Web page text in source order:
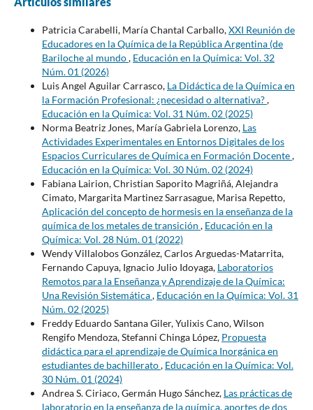
Patricia Carabelli, María Chantal Carballo,XXI Reunión de
Educadores en la Química de la República Argentina (de
Bariloche al mundo, Educación en la Química: Vol. 32
Núm. 01 (2026)
Luis Angel Aguilar Carrasco, La Didáctica de la Química en
la Formación Profesional: ¿necesidad o alternativa?,
Educación en la Química: Vol. 31 Núm. 02 (2025)
Norma Beatriz Jones, María Gabriela Lorenzo, Las
Actividades Experimentales en Entornos Digitales de los
Espacios Curriculares de Química en Formación Docente,
Educación en la Química: Vol. 30 Núm. 02 (2024)
Fabiana Lairion, Christian Saporito Magriñá, Alejandra
Cimato, Margarita Martinez Sarrasague, Marisa Repetto,
Aplicación del concepto de hormesis en la enseñanza de la
química de los metales de transición , Educación en la
Química: Vol. 28 Núm. 01 (2022)
Wendy Villalobos González, Carlos Arguedas-Matarrita,
Fernando Capuya, Ignacio Julio Idoyaga, Laboratorios
Remotos para la Enseñanza y Aprendizaje de la Química:
Una Revisión Sistemática, Educación en la Química: Vol. 31
Núm. 02 (2025)
Freddy Eduardo Santana Giler, Yulixis Cano, Wilson
Rengifo Mendoza, Stefanni Chinga López, Propuesta
didáctica para el aprendizaje de Química Inorgánica en
estudiantes de bachillerato, Educación en la Química: Vol.
30 Núm. 01 (2024)
Andrea S. Ciriaco, Germán Hugo Sánchez, Las prácticas de
laboratorio en la enseñanza de la química, aportes de dos